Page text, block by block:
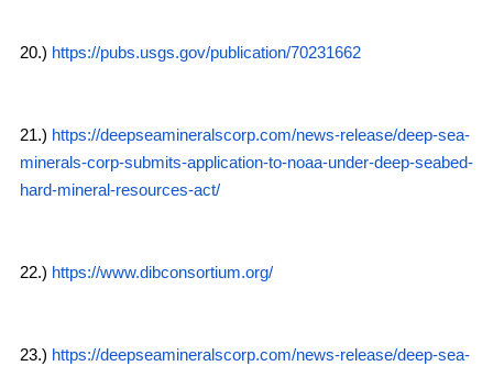
20.) https://pubs.usgs.gov/publication/70231662
21.) https://deepseamineralscorp.com/news-release/deep-sea-
minerals-corp-submits-application-to-noaa-under-deep-seabed-
hard-mineral-resources-act/
22.) https://www.dibconsortium.org/
23.) https://deepseamineralscorp.com/news-release/deep-sea-